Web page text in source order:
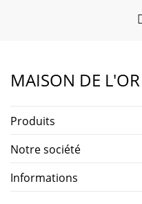
MAISON DE L'OR
Produits
Notre société
Informations